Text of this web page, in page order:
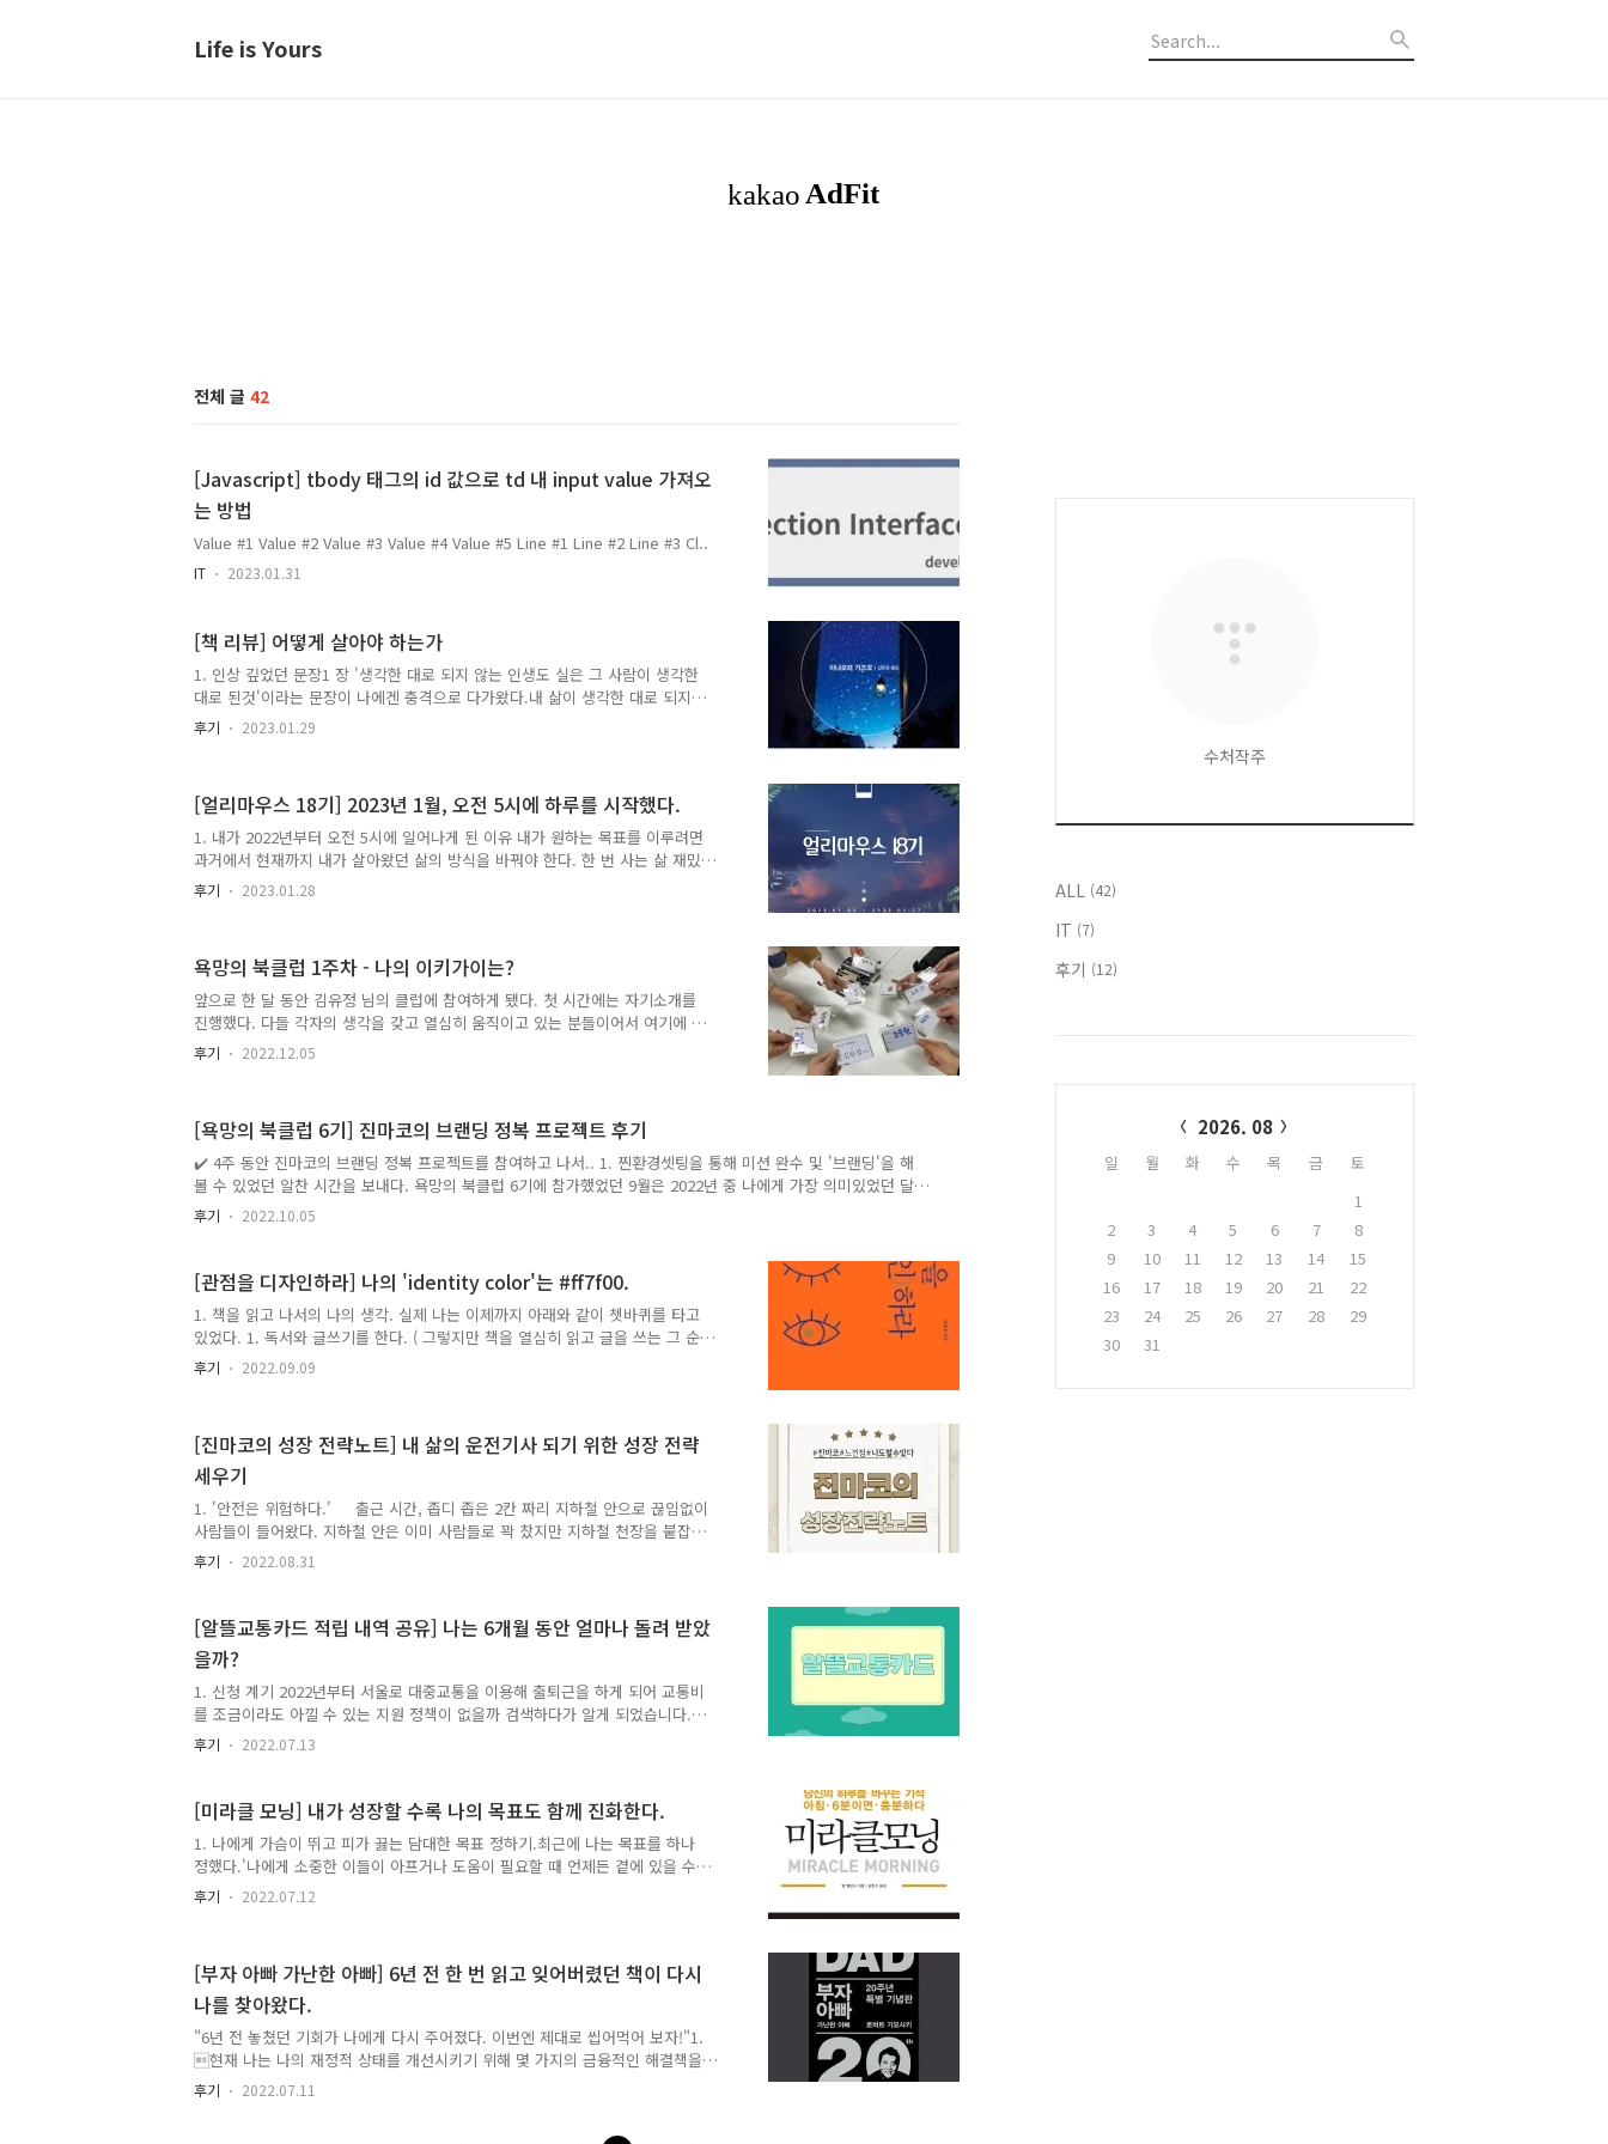
Life is Yours
전체 글 42
[Javascript] tbody 태그의 id 값으로 td 내 input value 가져오
는 방법
Value #1 Value #2 Value #3 Value #4 Value #5 Line #1 Line #2 Line #3 Cl..
IT 2023.01.31
[책 리뷰] 어떻게 살아야 하는가
1. 인상 깊었던 문장1 장 '생각한 대로 되지 않는 인생도 실은 그 사람이 생각한
대로 된것'이라는 문장이 나에겐 충격으로 다가왔다.내 삶이 생각한 대로 되지
않았기에 내가 원하는 삶이 무엇인지 청사진을 그렸고 목표를 설정했다.그리고
거기에 따라 움직이고 있는 중이다. 그런데 이전까지의 삶 또한 내가 생각했던
하는 '생각'이란 내가 갖고 있던 무의식적인 생각들을 의미하는 것일까? 그런 관
점으로 이 문장을 읽어본다면 무의식적인 생각들이 곧 내 이전의 삶들을 만들어
냈다는 뜻으로 받아들여진다. 다시 한번 아무런 생각 없이 살았던, 수동적인 과
거의 '나'의..
후기 2023.01.29
[얼리마우스 18기] 2023년 1월, 오전 5시에 하루를 시작했다.
1. 내가 2022년부터 오전 5시에 일어나게 된 이유 내가 원하는 목표를 이루려면
과거에서 현재까지 내가 살아왔던 삶의 방식을 바꿔야 한다. 한 번 사는 삶 재밌
게 살고 싶었다. 그래서 게임하는 것처럼 스스로에게 퀘스트(목표)를 부여했다.
처음에는 목표를 설정한 것만으로도 가슴이 설레고 삶이 변화했다고 느꼈었다.
을까 계속 고민해봤다. 책, 유튜브 등을 찾으면서 고민하다가 내린 결론은 내가
원하는 목표를 이루려면 과거에서 현재까지 내가 살아왔던 삶의 방식을 바꿔야
한다. 이전과는 달라진 삶의 방식을 살아가기 위한 시작점. 그것이 나에게는 '오
전 5시..
후기 2023.01.28
욕망의 북클럽 1주차 - 나의 이키가이는?
앞으로 한 달 동안 김유정 님의 클럽에 참여하게 됐다. 첫 시간에는 자기소개를
진행했다. 다들 각자의 생각을 갖고 열심히 움직이고 있는 분들이어서 여기에 참
여하길 너무 잘했다는 생각이 들었다. 이번 1주차 때 나눴던 주제 중에 '나의 이
키가이는?' 에 대해서 정리해보려 한다. 1 ) 좋아하는 것 : 생각하는 것을 좋아함,
공부 하는 것을 좋아한다. 2 ) 잘하는 것 : 행동하는 것, 판 벌리는 것, 책 구절 기
록하기, 사람들 앞에서 발표하기, 자기객관화 3 ) 세상이 필요한 것 : 남들이 책임
지고 싶어하지 않는 (방치되어 있는) 어떤 '문제'를 해..
후기 2022.12.05
[욕망의 북클럽 6기] 진마코의 브랜딩 정복 프로젝트 후기
✔️ 4주 동안 진마코의 브랜딩 정복 프로젝트를 참여하고 나서.. 1. 찐환경셋팅을 통해 미션 완수 및 '브랜딩'을 해
볼 수 있었던 알찬 시간을 보내다. 욕망의 북클럽 6기에 참가했었던 9월은 2022년 중 나에게 가장 의미있었던 달
이라고 할 수 있다. 나만의 브랜딩을 해보고 싶었지만 '의지력'만으로는 부족했기에 환경셋팅이 간절했다. 그래서
1주차 모임을 시작하기 전 진마코님이 주신 설문지에 '환경셋팅'을 얻어가고 싶다고 작성했다. 그리고 열심히 설
말 할 수 밖에 없는 환경을 셋팅해주셨다. 미션을 해가지 못하면 모임에서 말할 게 없었다. 말할 게 없다는 것은
그만큼 값진 시간에 내가 얻어갈 수 ..
후기 2022.10.05
[관점을 디자인하라] 나의 'identity color'는 #ff7f00.
1. 책을 읽고 나서의 나의 생각. 실제 나는 이제까지 아래와 같이 쳇바퀴를 타고
있었다. 1. 독서와 글쓰기를 한다. ( 그렇지만 책을 열심히 읽고 글을 쓰는 그 순
간에 일어나는 사소한 변화는 눈에 보이지 않는다. )2. 좋은 글을 읽고 마음을 다
잡았으나 다음날에도 크게 변화하는 건 없다.3. 눈에 보이는 변화를 생각하고 원
다.5. 그래서 변하지 않는 삶에 불만은 쌓이지만 계속 시간은 흘러간다.6. 불만
족, 불안감이라는 감정을 느끼고 다시금 변화의 필요성을 느낀다. 그렇지만 책에
서 감명 깊었었던 문장을 넣으면 어떻게 될까? 1. 독서와 글쓰기를 한다..
후기 2022.09.09
[진마코의 성장 전략노트] 내 삶의 운전기사 되기 위한 성장 전략
세우기
1. '안전은 위험하다.' 출근 시간, 좁디 좁은 2칸 짜리 지하철 안으로 끊임없이
사람들이 들어왔다. 지하철 안은 이미 사람들로 꽉 찼지만 지하철 천장을 붙잡고
서라도꼭 타고야 말겠다는 사람들의 힘에 내 몸뚱아리는 한없이 밀려났다.문득
마음 속에서 경고등이 울렸다. ‘이대로 괜찮은가?’ 포화 상태의 지하철 승강장은
은 모두 잊어버리니 말이다.그런데 다시 같은 의문이 올라왔다. ‘이것이 최선인
가?’ 출퇴근 시간 외의 일정은 평온하다. 일정한 수입, 자유로운 주말이 있다. 풍
족하진 않아도 부족함은 없었다. 분명 문제는 없었다. 그렇지만 또 내게 물어온
다. ‘넌 이걸로 만족해?’ 지금 이대로 가면 위험하다. 2. 내 삶의 방향..
후기 2022.08.31
[알뜰교통카드 적립 내역 공유] 나는 6개월 동안 얼마나 돌려 받았
을까?
1. 신청 계기 2022년부터 서울로 대중교통을 이용해 출퇴근을 하게 되어 교통비
를 조금이라도 아낄 수 있는 지원 정책이 없을까 검색하다가 알게 되었습니다.
시간이 갈수록 교통비도 함께 올라가는 추세이고 주 5일 출근 왕복에 외근까지
있는 업무라 교통비의 부담이 가중될 것이라는 생각이 들었습니다. 실제로 제가
거기에 야간 작업으로 인한 택시비까지 합치면 100만원은 훌쩍 넘는 돈을 교통
비로 지출하셨다는 이야기를 들었습니다. 그 이야기를 듣고 무척 놀랐습니다. 그
리고 나에게도 그런 지출이 생기지 않을 거라는 보장이 없을거라 생각이 들었습
니다. 그래서 이런 교통비 증가 부담을 덜기 위해서 저에게 이 알뜰교통카드 혜
택은 정말로 소중..
후기 2022.07.13
[미라클 모닝] 내가 성장할 수록 나의 목표도 함께 진화한다.
1. 나에게 가슴이 뛰고 피가 끓는 담대한 목표 정하기.최근에 나는 목표를 하나
정했다.'나에게 소중한 이들이 아프거나 도움이 필요할 때 언제든 곁에 있을 수
있고 경제적인 도움까지 주고 싶다'는 것이다. 그리고 미래에 나도 나만의 가정
을 꾸리게 된다면, 일 하느라 아이들의 성장을 함께 할 수 없는 삶이 아니라 일
렇지만 현재 부모님과 함께 살고 있어서 고양이를 키우지 못하고 있다. 그래서
내가 마음대로 할 수 없다는 점에서 경제적 자유를 얻게 되면 이 부분은 자연스
럽게 해결될 것이라고 생각했고 경제적 자유를 갈망했다. 그러나 경제적 자유만
을 갈망하..
후기 2022.07.12
[부자 아빠 가난한 아빠] 6년 전 한 번 읽고 잊어버렸던 책이 다시
나를 찾아왔다.
"6년 전 놓쳤던 기회가 나에게 다시 주어졌다. 이번엔 제대로 씹어먹어 보자!"1.
현재 나는 나의 재정적 상태를 개선시키기 위해 몇 가지의 금융적인 해결책을
제시할 수 있을까?지금의 나는 과연 나의 재정을 늘리기 위해 몇 가지의 해결책
들을 제시할 수 있을지 한 번 생각해 봤다. 해결책 1 ) 수입을 늘린다. - 급여 :
후기 2022.07.11
수처작주
ALL (42)
IT (7)
후기 (12)
2026. 08
일 월 화 수 목 금
토
1
2
3 4 5 6 7
8
9
10 11 12 13 14
15
16
17 18 19 20 21
22
23
24 25 26 27 28
29
30
31